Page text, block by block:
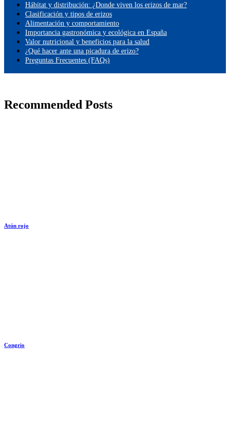
Hábitat y distribución: ¿Donde viven los erizos de mar?
Clasificación y tipos de erizos
Alimentación y comportamiento
Importancia gastronómica y ecológica en España
Valor nutricional y beneficios para la salud
¿Qué hacer ante una picadura de erizo?
Preguntas Frecuentes (FAQs)
Recommended Posts
Atún rojo
Congrio